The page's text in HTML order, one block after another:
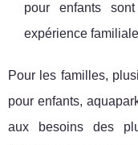
pour enfants
expérience
Pour les familles,
pour enfants,
aux besoins des